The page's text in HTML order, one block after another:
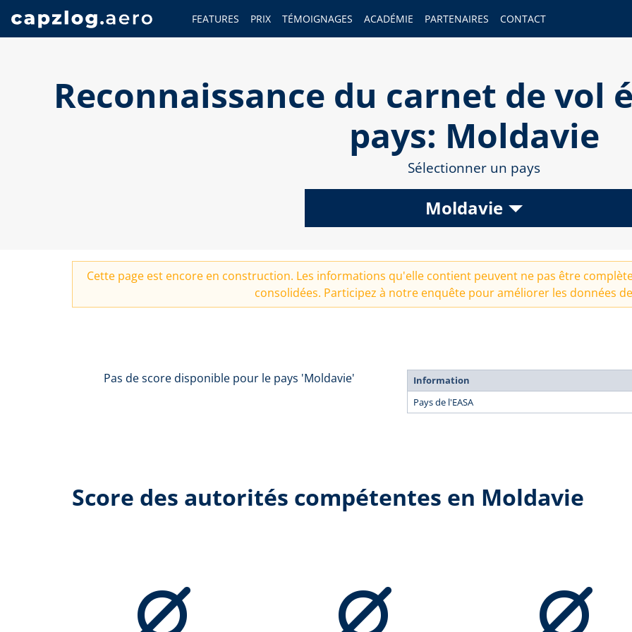
FEATURES PRIX TÉMOIGNAGES ACADÉMIE PARTENAIRES CONTACT
Reconnaissance du carnet de vol
pays: Moldavie
Sélectionner un pays
Moldavie
Cette page est encore en construction. Les informations qu'elle contient peuvent ne pas être
consolidées. Participez à notre enquêtepour améliorer les données
Pas de score disponible pour le pays 'Moldavie'
Information
Pays de l'EASA
Score des autorités compétentes en Moldavie